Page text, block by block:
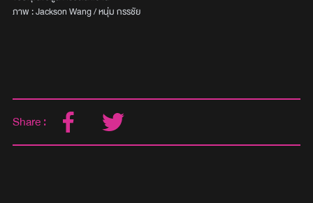
ภาพ : Jackson Wang / หนุ่ม กรรชัย
Share :